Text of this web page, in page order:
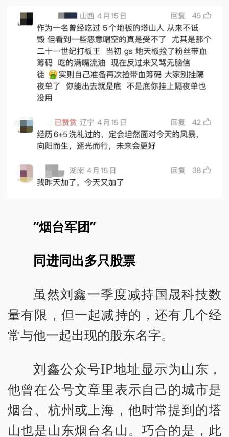
“烟台军团”
同进同出多只股票
虽然刘鑫一季度减持国晟科技数
量有限，但一起减持的，还有几个经
常与他一起出现的股东名字。
刘鑫公众号IP地址显示为山东，
他曾在公号文章里表示自己的城市是
烟台、杭州或上海，他时常提到的塔
山也是山东烟台名山。巧合的是，此